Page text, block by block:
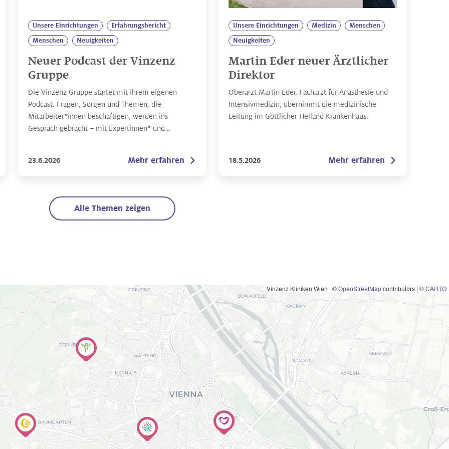
Unsere Einrichtungen Erfahrungsbericht
Menschen Neuigkeiten
Neuer Podcast der Vinzenz
Gruppe
Die Vinzenz Gruppe startet mit ihrem eigenen
Podcast. Fragen, Sorgen und Themen, die
Mitarbeiter*innen beschäftigen, werden ins
Gespräch gebracht – mit Expertinnen* und
23.6.2026
Mehr erfahren
Unsere Einrichtungen Medizin Menschen
Neuigkeiten
Martin Eder neuer Ärztlicher
Direktor
Oberarzt Martin Eder, Facharzt für Anästhesie und
Intensivmedizin, übernimmt die medizinische
Leitung im Göttlicher Heiland Krankenhaus.
18.5.2026 Mehr erfahren
Alle Themen zeigen
Vinzenz Kliniken Wien | ©OpenStreetMapcontributors | ©CARTO